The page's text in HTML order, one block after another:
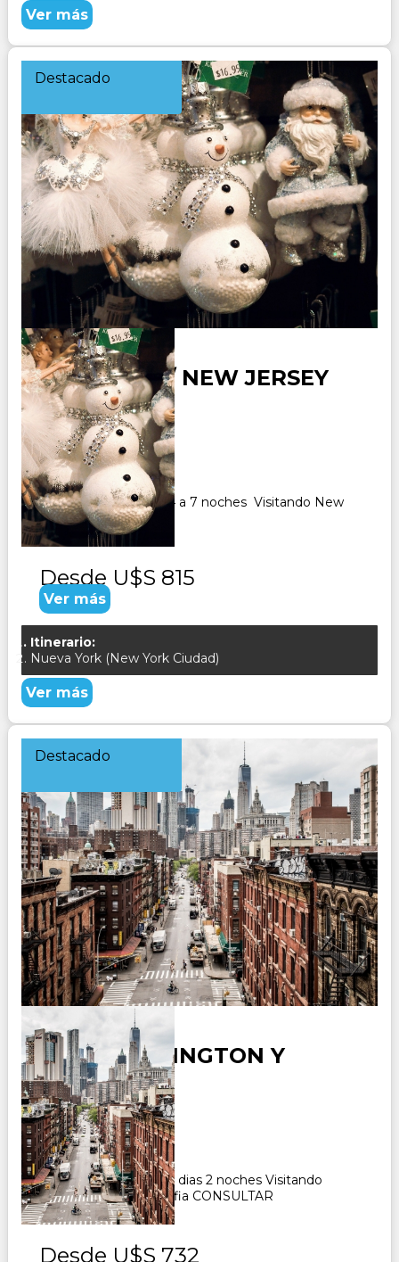
Ver más
Destacado
NEW YORK / NEW JERSEY
OFERTA
Duración:
7Días Noches
Paquete Turistico de 4 a 7 noches Visitando New
York
Desde U$S 815
Ver más
Itinerario:
Nueva York (New York Ciudad)
Ver más
Destacado
USA - WASHINGTON Y
AMISH
Duración:
3Días2Noches
Paquete Turistico de 3 dias 2 noches Visitando
Washington y Philadelfia CONSULTAR
Desde U$S 732